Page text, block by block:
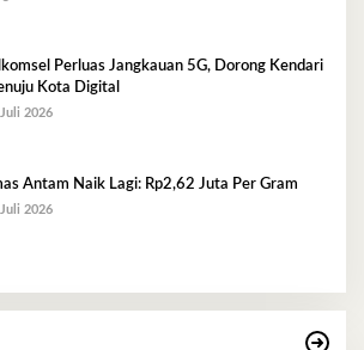
Perluas Jangkauan 5G, Dorong Kendari
Kota Digital
2026
Antam Naik Lagi: Rp2,62 Juta Per Gram
2026